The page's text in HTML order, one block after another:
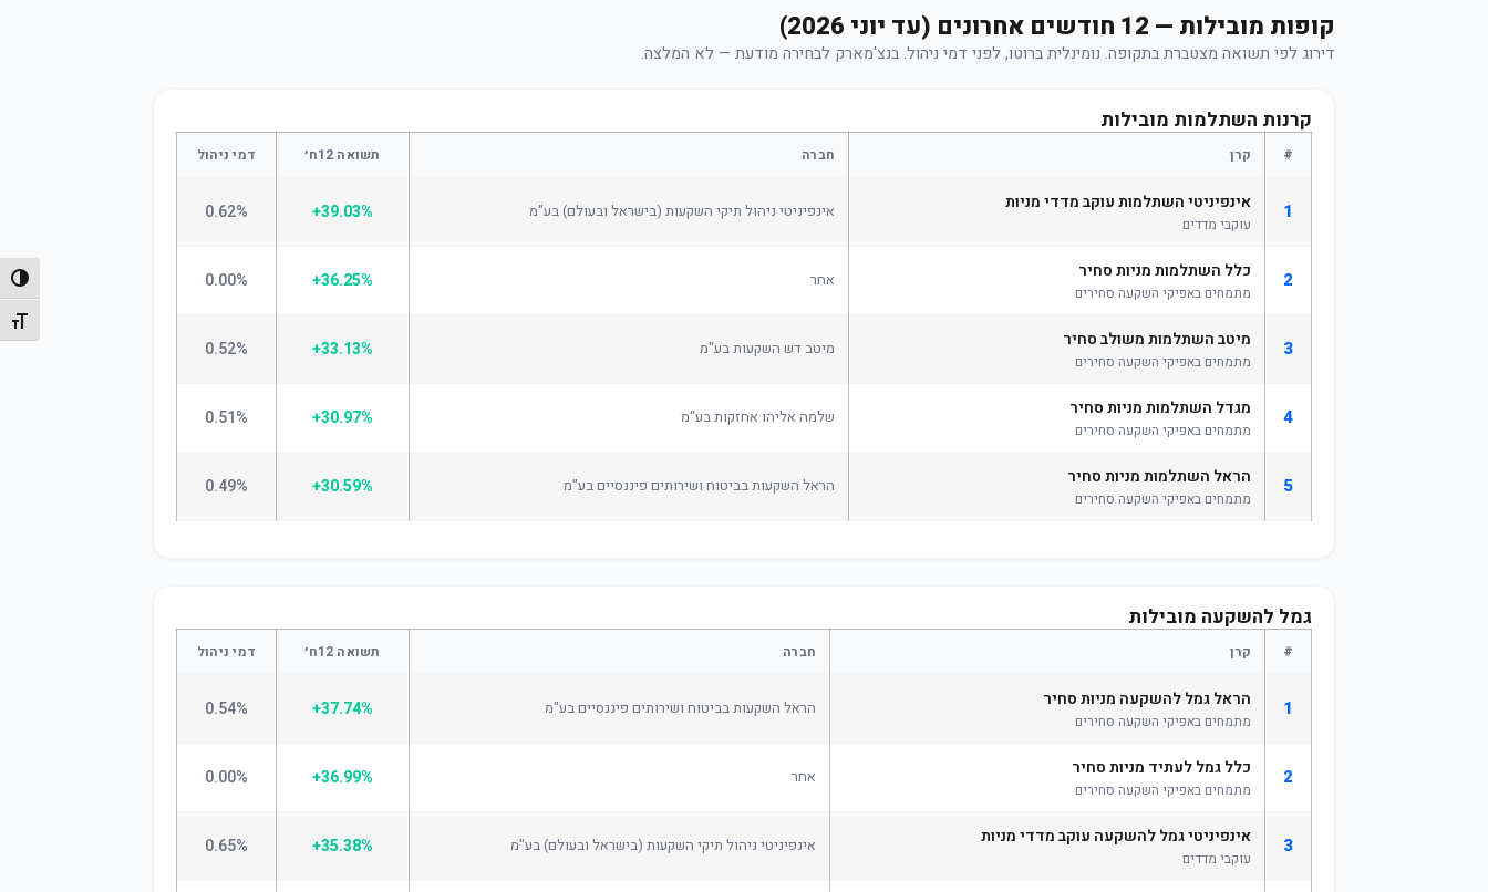
מתג
קופות מובילות — 12 חודשים אחרונים (עד יוני 2026)
דירוג לפי תשואה מצטברת בתקופה. נומינלית ברוטו, לפני דמי ניהול. בנצ'מארק לבחירה מודעת — לא המלצה.
קרנות השתלמות מובילות
# קרן חברה תשואה 12ח׳ דמי ניהול
1 אינפיניטי השתלמות עוקב מדדי מניות
עוקבי מדדים
אינפיניטי ניהול תיקי השקעות (בישראל ובעולם) בע"מ +39.03%
0.62%
2 כלל השתלמות מניות סחיר
מתמחים באפיקי השקעה סחירים
אחר +36.25%
0.00%
3 מיטב השתלמות משולב סחיר
מתמחים באפיקי השקעה סחירים
מיטב דש השקעות בע"מ +33.13%
0.52%
4 מגדל השתלמות מניות סחיר
מתמחים באפיקי השקעה סחירים
שלמה אליהו אחזקות בע"מ +30.97%
0.51%
5 הראל השתלמות מניות סחיר
מתמחים באפיקי השקעה סחירים
הראל השקעות בביטוח ושירותים פיננסיים בע"מ +30.59%
0.49%
גמל להשקעה מובילות
# קרן חברה תשואה 12ח׳ דמי ניהול
1 הראל גמל להשקעה מניות סחיר
מתמחים באפיקי השקעה סחירים
הראל השקעות בביטוח ושירותים פיננסיים בע"מ +37.74%
0.54%
2 כלל גמל לעתיד מניות סחיר
מתמחים באפיקי השקעה סחירים
אחר +36.99%
0.00%
3 אינפיניטי גמל להשקעה עוקב מדדי מניות
עוקבי מדדים
אינפיניטי ניהול תיקי השקעות (בישראל ובעולם) בע"מ +35.38%
0.65%